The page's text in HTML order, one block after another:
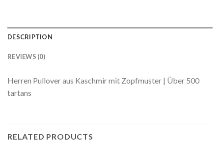
DESCRIPTION
REVIEWS (0)
Herren Pullover aus Kaschmir mit Zopfmuster | Über 500
tartans
RELATED PRODUCTS